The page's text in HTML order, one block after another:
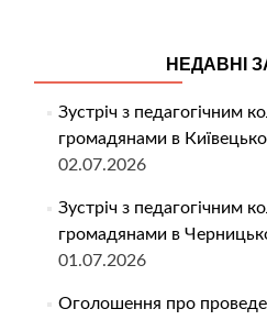
НЕДАВНІ
Зустріч з педагогічним
громадянами в
02.07.2026
Зустріч з педагогічним
громадянами в
01.07.2026
Оголошення про